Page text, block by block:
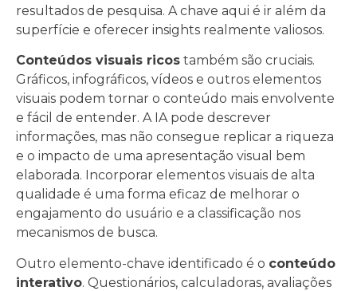
resultados de pesquisa. A chave aqui é ir além da
superfície e oferecer insights realmente valiosos.
Conteúdos visuais ricos também são cruciais.
Gráficos, infográficos, vídeos e outros elementos
visuais podem tornar o conteúdo mais envolvente
e fácil de entender. A IA pode descrever
informações, mas não consegue replicar a riqueza
e o impacto de uma apresentação visual bem
elaborada. Incorporar elementos visuais de alta
qualidade é uma forma eficaz de melhorar o
engajamento do usuário e a classificação nos
mecanismos de busca.
Outro elemento-chave identificado é o conteúdo
interativo. Questionários, calculadoras, avaliações